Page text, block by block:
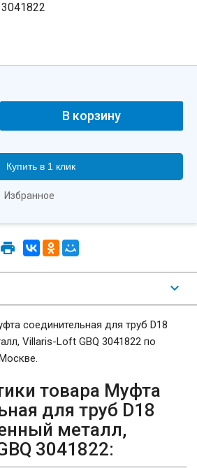
3041822
Купить в 1 клик
Избранное
соединительная для труб D18
Villaris-Loft GBQ 3041822 по
товара Муфта
для труб D18
металл,
3041822: